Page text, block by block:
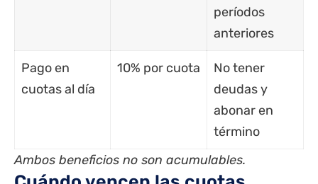
períodos
anteriores
Pago en
cuotas al día
10% por cuota
No tener
deudas y
abonar en
término
Ambos beneficios no son acumulables.